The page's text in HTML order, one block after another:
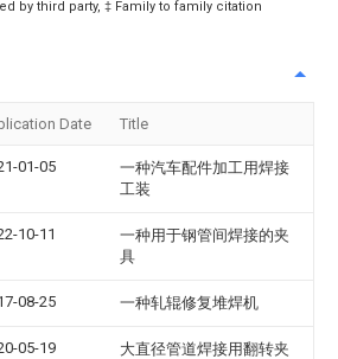
by third party, ‡ Family to family citation
Date Title
01-05
一种汽车配件加工用焊接
工装
10-11
一种用于钢管间焊接的夹
具
08-25 一种轧辊修复堆焊机
05-19
大直径管道焊接用翻转夹